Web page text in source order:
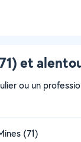
et
ou un